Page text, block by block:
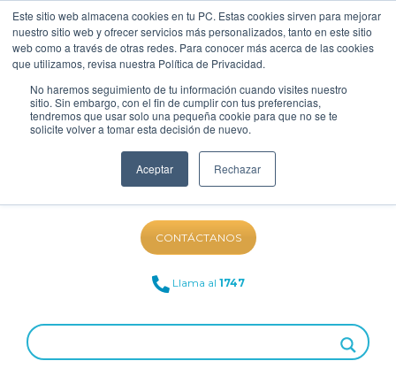
Este sitio web almacena cookies en tu PC. Estas cookies sirven para mejorar
nuestro sitio web y ofrecer servicios más personalizados, tanto en este sitio
web como a través de otras redes. Para conocer más acerca de las cookies
que utilizamos, revisa nuestra Política de Privacidad.
No haremos seguimiento de tu información cuando visites nuestro
sitio. Sin embargo, con el fin de cumplir con tus preferencias,
tendremos que usar solo una pequeña cookie para que no se te
solicite volver a tomar esta decisión de nuevo.
Aceptar Rechazar
NUESTRO BLOG
CONTÁCTANOS
Llama al 1747